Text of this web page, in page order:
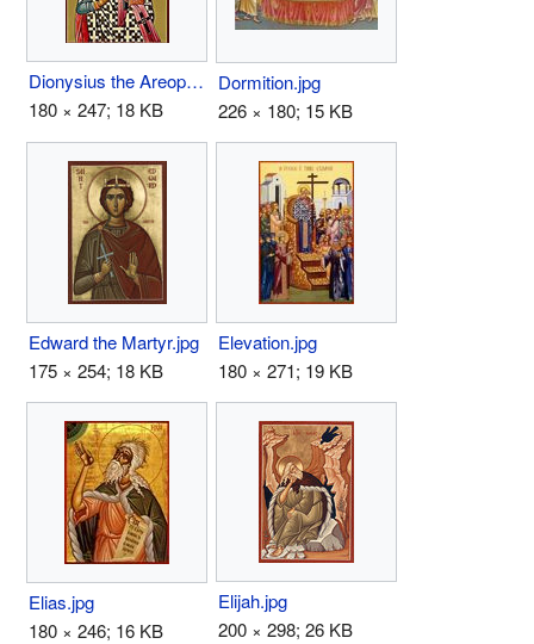
Dionysius the Areopagite.jpg
180 × 247; 18 KB
Dormition.jpg
226 × 180; 15 KB
Edward the Martyr.jpg
175 × 254; 18 KB
Elevation.jpg
180 × 271; 19 KB
Elias.jpg
180 × 246; 16 KB
Elijah.jpg
200 × 298; 26 KB